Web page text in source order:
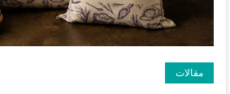
مقالات